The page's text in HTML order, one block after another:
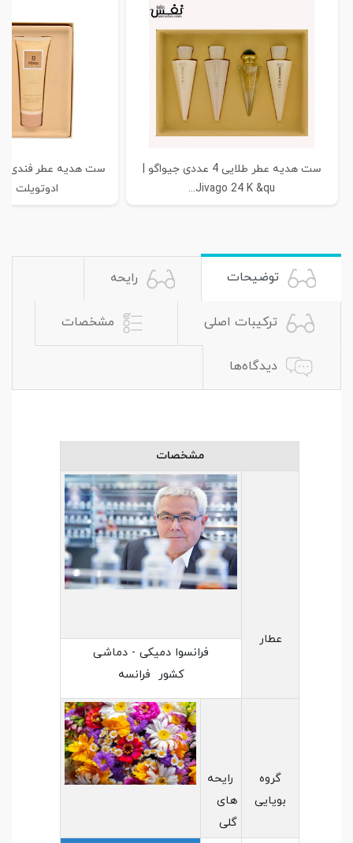
ست هدیه عطر طلایی 4 عددی جیواگو |
Jivago 24 K &qu...
ست هدیه عطر فندی
ادوتویلت
توضیحات رایحه
ترکیبات اصلی مشخصات
دیدگاه‌ها
مشخصات
عطار
فرانسوا دمیکی - دماشی
کشور فرانسه
گروه
بویایی
رایحه
های
گلی